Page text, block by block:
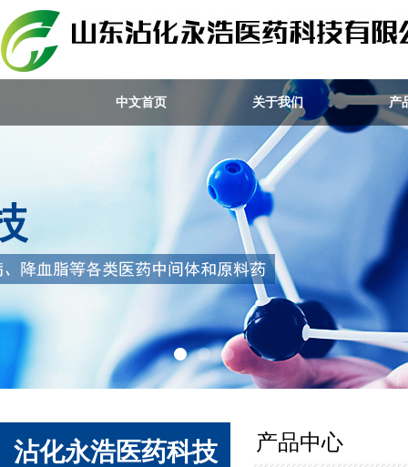
中文首页 关于我们 产
沾化永浩医药科技 产品中心